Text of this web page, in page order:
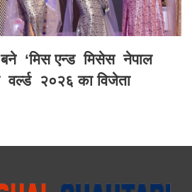
बने ‘मिस एन्ड मिसेस नेपाल
२०२६ का विजेता